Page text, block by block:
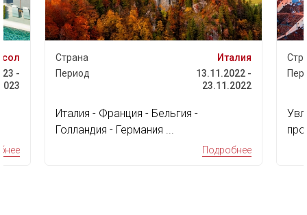
Италия
13.11.2022 -
- Бельгия -
Увлекательная
программа по самым
достопримечательнос...